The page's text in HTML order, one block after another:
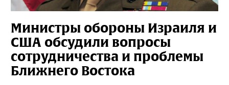
Министры обороны Израиля и
США обсудили вопросы
сотрудничества и проблемы
Ближнего Востока